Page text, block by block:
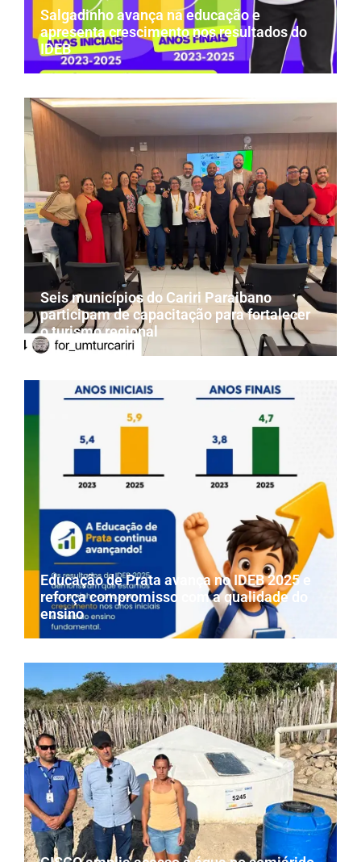
Salgadinho avança na educação e
apresenta crescimento nos resultados do
IDEB
Seis municípios do Cariri Paraibano
participam de capacitação para fortalecer
o turismo regional
Educação de Prata avança no IDEB 2025 e
reforça compromisso com a qualidade do
ensino